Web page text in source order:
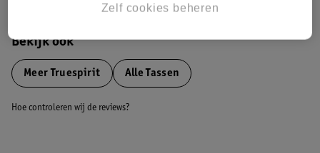
Bekijk ook
MeerTruespirit Alle Tassen
Hoe controleren wij de reviews?
Zelf cookies beheren